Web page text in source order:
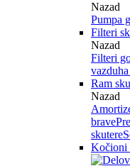
Nazad
Pumpa
Filteri
Nazad
Filteri
Ram
Nazad
brave
skutere
Kočioni